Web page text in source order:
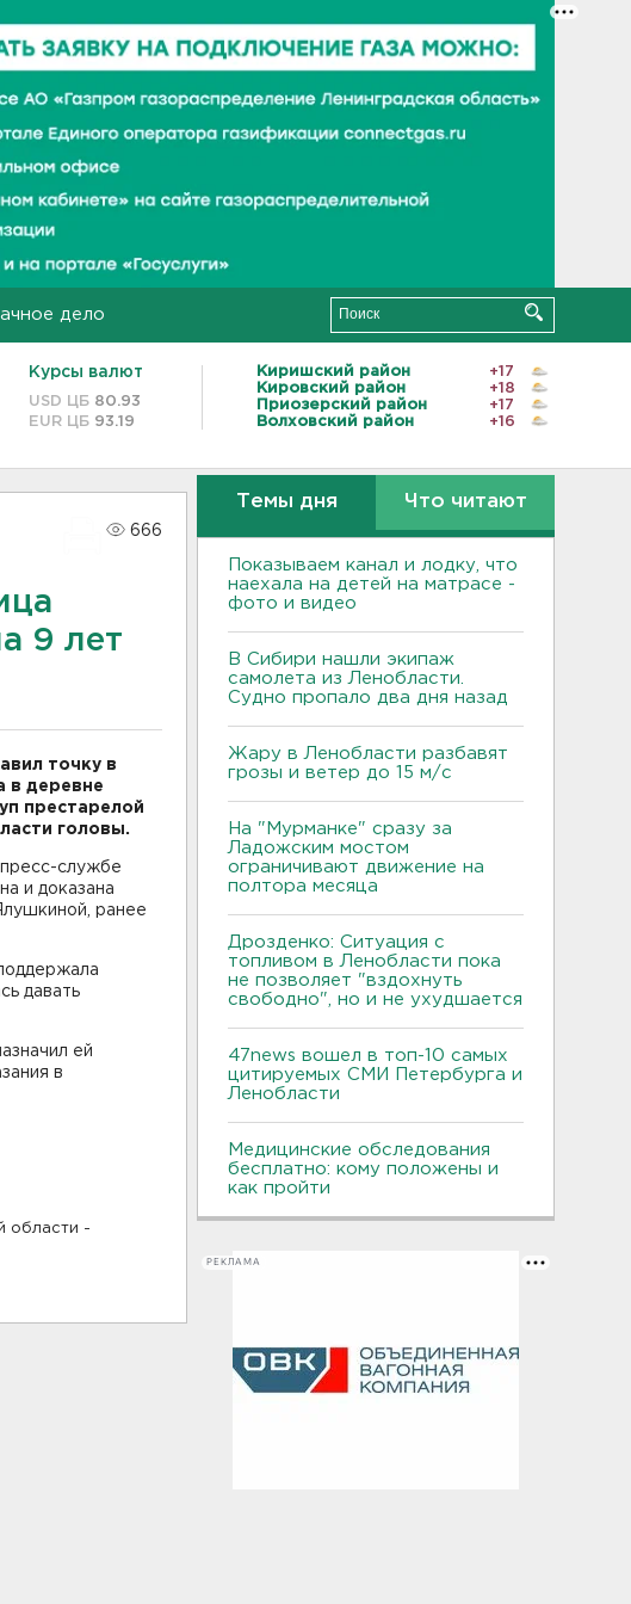
дело
Курсы валют
USD ЦБ 80.93
EUR ЦБ 93.19
Киришский район
+17
Кировский район
+18
Приозерский район
+17
Волховский район
+16
666
9 лет
точку в
в деревне
престарелой
головы.
службе
и доказана
ранее
давать
ей
в
области -
Темы дня Что читают
Показываем канал и лодку, что
наехала на детей на матрасе -
фото и видео
В Сибири нашли экипаж
самолета из Ленобласти.
Судно пропало два дня назад
Жару в Ленобласти разбавят
грозы и ветер до 15 м/с
На "Мурманке" сразу за
Ладожским мостом
ограничивают движение на
полтора месяца
Дрозденко: Ситуация с
топливом в Ленобласти пока
не позволяет "вздохнуть
свободно", но и не ухудшается
47news вошел в топ-10 самых
цитируемых СМИ Петербурга и
Ленобласти
Медицинские обследования
бесплатно: кому положены и
как пройти
РЕКЛАМА